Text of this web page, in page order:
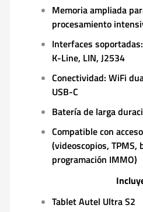
Memoria ampliada
procesamiento
Interfaces soportadas:
K-Line, LIN, J2534
Conectividad: WiFi
USB-C
Batería de larga
Compatible con
(videoscopios, TPMS,
programación IMMO)
Tablet Autel Ultra S2